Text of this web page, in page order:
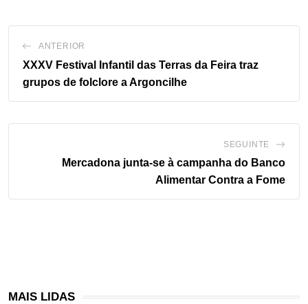
ANTERIOR
XXXV Festival Infantil das Terras da Feira traz
grupos de folclore a Argoncilhe
SEGUINTE
Mercadona junta-se à campanha do Banco
Alimentar Contra a Fome
MAIS LIDAS